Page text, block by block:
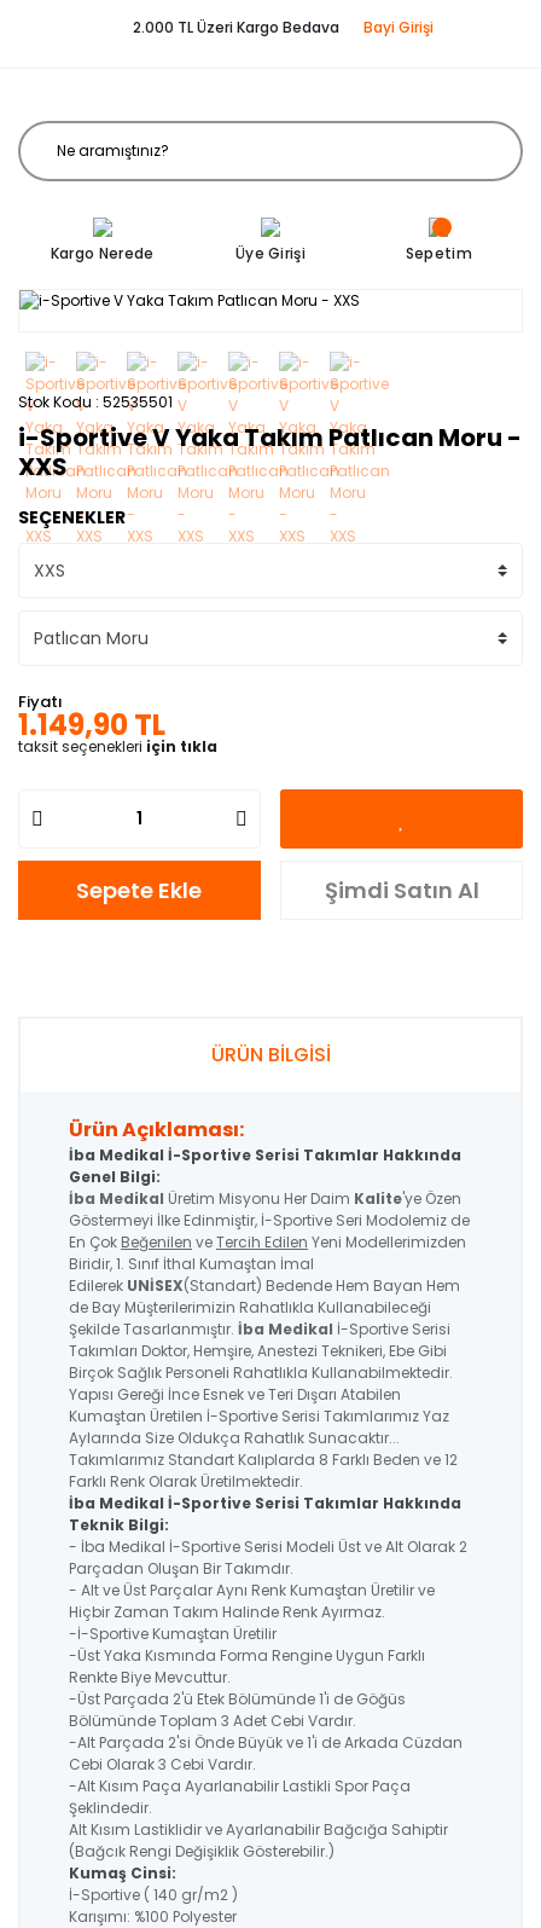
2.000 TL Üzeri Kargo Bedava Bayi Girişi
Kargo Nerede Üye Girişi Sepetim
Stok Kodu 52535501
i-Sportive V Yaka Takım Patlıcan Moru -
XXS
SEÇENEKLER
Fiyatı
1.149,90 TL
taksit seçenekleri için tıkla
Sepete Ekle Şimdi Satın Al
ÜRÜN BİLGİSİ
Ürün Açıklaması:
İba Medikal İ-Sportive Serisi Takımlar Hakkında
Genel Bilgi:
İba Medikal Üretim Misyonu Her Daim Kalite'ye Özen
Göstermeyi İlke Edinmiştir, İ-Sportive Seri Modolemiz de
En Çok Beğenilen veTercih Edilen Yeni Modellerimizden
Biridir, 1. Sınıf İthal Kumaştan İmal
Edilerek UNİSEX(Standart) Bedende Hem Bayan Hem
de Bay Müşterilerimizin Rahatlıkla Kullanabileceği
Şekilde Tasarlanmıştır. İba Medikal İ-Sportive Serisi
Takımları Doktor, Hemşire, Anestezi Teknikeri, Ebe Gibi
Birçok Sağlık Personeli Rahatlıkla Kullanabilmektedir.
Yapısı Gereği İnce Esnek ve Teri Dışarı Atabilen
Kumaştan Üretilen İ-Sportive Serisi Takımlarımız Yaz
Aylarında Size Oldukça Rahatlık Sunacaktır...
Takımlarımız Standart Kalıplarda 8 Farklı Beden ve 12
Farklı Renk Olarak Üretilmektedir.
İba Medikal İ-Sportive Serisi Takımlar Hakkında
Teknik Bilgi:
- İba Medikal İ-Sportive Serisi Modeli Üst ve Alt Olarak 2
Parçadan Oluşan Bir Takımdır.
- Alt ve Üst Parçalar Aynı Renk Kumaştan Üretilir ve
Hiçbir Zaman Takım Halinde Renk Ayırmaz.
-İ-Sportive Kumaştan Üretilir
-Üst Yaka Kısmında Forma Rengine Uygun Farklı
Renkte Biye Mevcuttur.
-Üst Parçada 2'ü Etek Bölümünde 1'i de Göğüs
Bölümünde Toplam 3 Adet Cebi Vardır.
-Alt Parçada 2'si Önde Büyük ve 1'i de Arkada Cüzdan
Cebi Olarak 3 Cebi Vardır.
-Alt Kısım Paça Ayarlanabilir Lastikli Spor Paça
Şeklindedir.
Alt Kısım Lastiklidir ve Ayarlanabilir Bağcığa Sahiptir
(Bağcık Rengi Değişiklik Gösterebilir.)
Kumaş Cinsi:
İ-Sportive ( 140 gr/m2 )
Karışımı: %100 Polyester